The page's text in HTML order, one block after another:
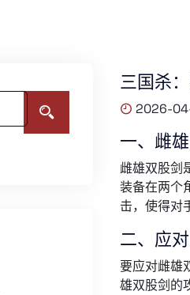
三国杀
2026-
一、雌
雌雄双股剑
装备在两个
击，使得对
二、应
要应对雌雄
雄双股剑的